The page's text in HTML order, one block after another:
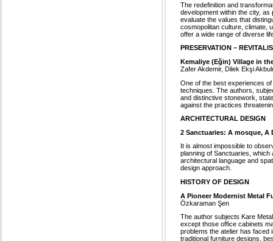
The redefinition and
development within the city,
evaluate the values that
cosmopolitan culture, climate,
offer a wide range of diverse
PRESERVATION –
Kemaliye (Eğin) Village in
Zafer Akdemir, Dilek Ekşi
One of the best experiences
techniques. The authors,
and distinctive stonework,
against the practices
ARCHITECTURAL DESIGN
2 Sanctuaries: A mosque,
It is almost impossible to
planning of Sanctuaries,
architectural language and
design approach.
HISTORY OF DESIGN
A Pioneer Modernist Metal
Özkaraman Şen
The author subjects Kare
except those office cabinets
problems the atelier has faced
traditional furniture designs,